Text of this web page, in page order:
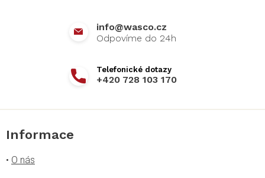
info@wasco.cz
+420 728 103 170
Informace
• O nás